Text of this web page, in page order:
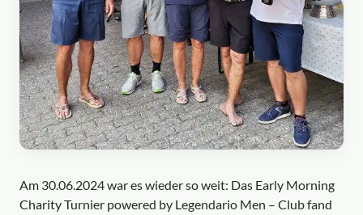
Am 30.06.2024 war es wieder so weit: Das Early Morning
Charity Turnier powered by Legendario Men – Club fand